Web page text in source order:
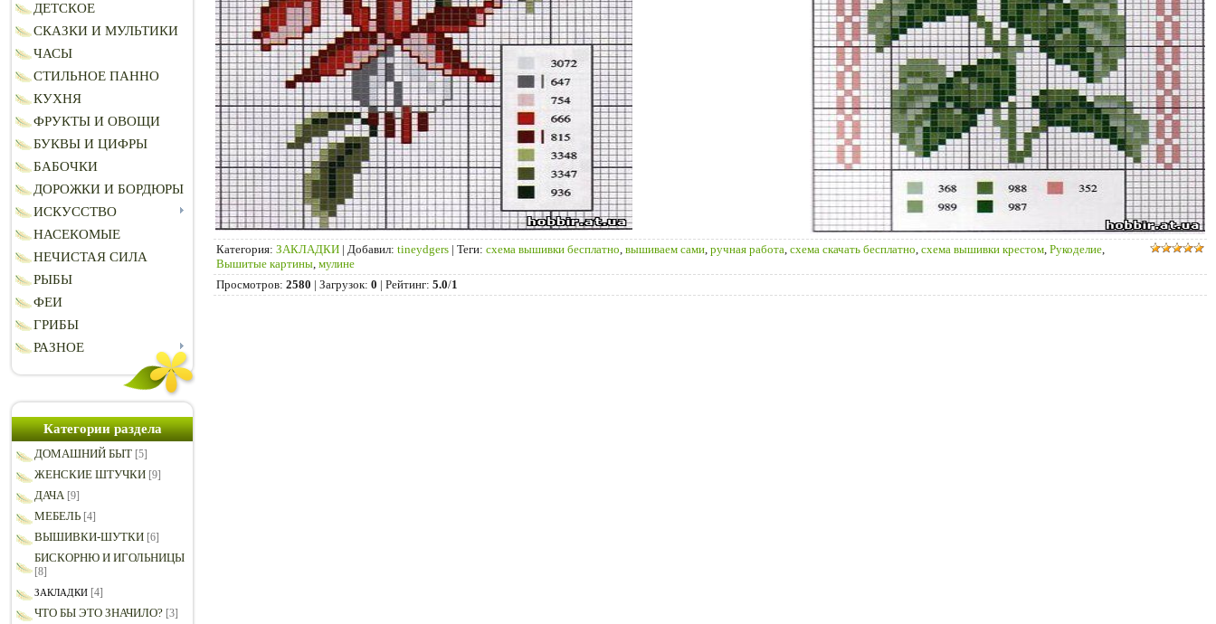
ДЕТСКОЕ
СКАЗКИ И МУЛЬТИКИ
ЧАСЫ
СТИЛЬНОЕ ПАННО
КУХНЯ
ФРУКТЫ И ОВОЩИ
БУКВЫ И ЦИФРЫ
БАБОЧКИ
ДОРОЖКИ И БОРДЮРЫ
ИСКУССТВО
НАСЕКОМЫЕ
НЕЧИСТАЯ СИЛА
РЫБЫ
ФЕИ
ГРИБЫ
РАЗНОЕ
Категории раздела
ДОМАШНИЙ БЫТ [5]
ЖЕНСКИЕ ШТУЧКИ [9]
ДАЧА [9]
МЕБЕЛЬ [4]
ВЫШИВКИ-ШУТКИ [6]
БИСКОРНЮ И ИГОЛЬНИЦЫ
[8]
ЗАКЛАДКИ [4]
ЧТО БЫ ЭТО ЗНАЧИЛО? [3]
Категория: ЗАКЛАДКИ | Добавил: tineydgers | Теги: схема вышивки бесплатно вышиваем сами ручная работа схема скачать бесплатно схема вышивки крестом Рукоделие
Вышитые картины мулине
Просмотров: 2580 | Загрузок: 0 | Рейтинг: 5.0/1